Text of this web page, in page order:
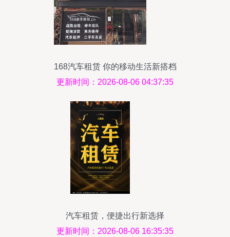
168汽车租赁 你的移动生活新搭档
更新时间：2026-08-06 04:37:35
汽车租赁，便捷出行新选择
更新时间：2026-08-06 16:35:35